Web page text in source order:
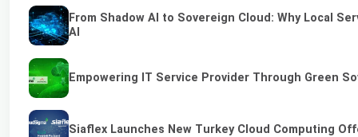
From Shadow AI to Sovereign Cloud: Why Local
AI
Empowering IT Service Provider Through Green
Siaflex Launches New Turkey Cloud Computing